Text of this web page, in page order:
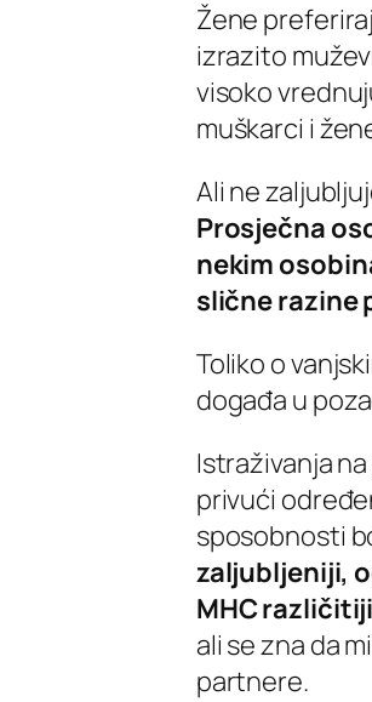
Žene
izrazito
visoko
muškarci i
Ali ne
Prosječna
nekim
slične razine
Toliko o
događa u
Istraživanja
privući
sposobnosti
zaljubljeniji,
MHC
ali se zna da
partnere.